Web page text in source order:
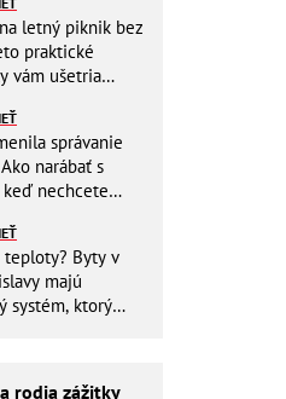
letný piknik bez
praktické
vám ušetria
správanie
narábať s
nechcete
teploty? Byty v
majú
systém, ktorý
rodia zážitky